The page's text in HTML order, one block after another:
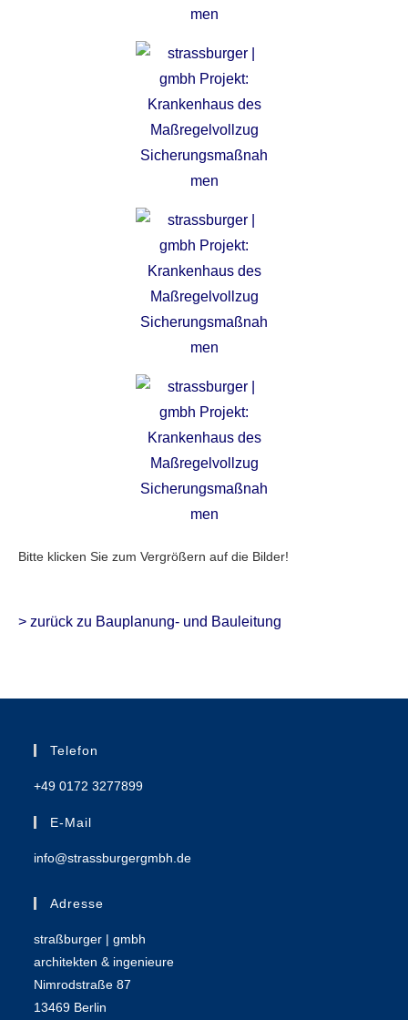
Bitte klicken Sie zum Vergrößern auf die Bilder!
> zurück zu Bauplanung- und Bauleitung
Telefon
+49 0172 3277899
E-Mail
info@strassburgergmbh.de
Adresse
straßburger | gmbh
architekten & ingenieure
Nimrodstraße 87
13469 Berlin